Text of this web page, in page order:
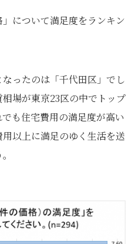
について満足度をランキン
ったのは「千代田区」でし
場が東京23区の中でトップ
も住宅費用の満足度が高い
以上に満足のゆく生活を送